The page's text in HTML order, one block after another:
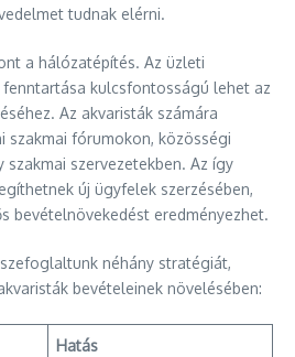
tudnak elérni.
a hálózatépítés. Az üzleti
kulcsfontosságú lehet az
Az akvaristák számára
szakmai fórumokon, közösségi
szervezetekben. Az így
új ügyfelek szerzésében,
bevételnövekedést eredményezhet.
néhány stratégiát,
bevételeinek növelésében:
Hatás